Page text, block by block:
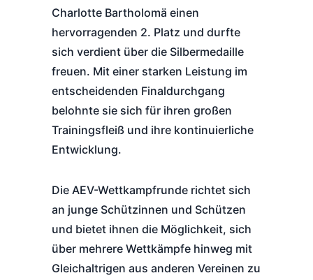
Charlotte Bartholomä einen
hervorragenden 2. Platz und durfte
sich verdient über die Silbermedaille
freuen. Mit einer starken Leistung im
entscheidenden Finaldurchgang
belohnte sie sich für ihren großen
Trainingsfleiß und ihre kontinuierliche
Entwicklung.
Die AEV-Wettkampfrunde richtet sich
an junge Schützinnen und Schützen
und bietet ihnen die Möglichkeit, sich
über mehrere Wettkämpfe hinweg mit
Gleichaltrigen aus anderen Vereinen zu